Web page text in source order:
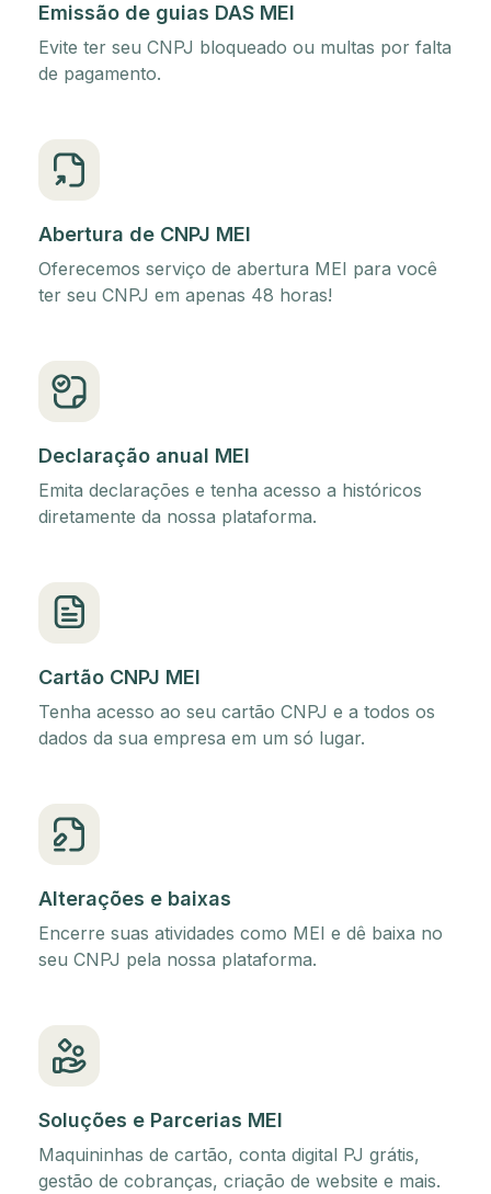
Emissão de guias DAS MEI
Evite ter seu CNPJ bloqueado ou multas por falta
de pagamento.
Abertura de CNPJ MEI
Oferecemos serviço de abertura MEI para você
ter seu CNPJ em apenas 48 horas!
Declaração anual MEI
Emita declarações e tenha acesso a históricos
diretamente da nossa plataforma.
Cartão CNPJ MEI
Tenha acesso ao seu cartão CNPJ e a todos os
dados da sua empresa em um só lugar.
Alterações e baixas
Encerre suas atividades como MEI e dê baixa no
seu CNPJ pela nossa plataforma.
Soluções e Parcerias MEI
Maquininhas de cartão, conta digital PJ grátis,
gestão de cobranças, criação de website e mais.